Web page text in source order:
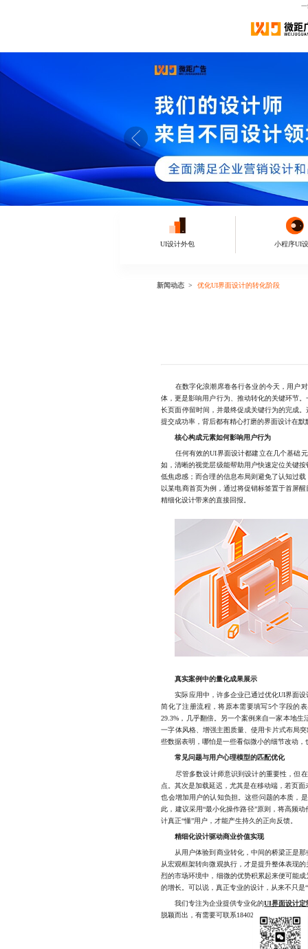
UI设计外包 小程序UI
新闻动态 优化UI界面设计的转化阶段
在数字化浪潮席卷各行各业的今天，用户对
体，更是影响用户行为、推动转化的关键环节
长页面停留时间，并最终促成关键行为的完成
提交成功率，背后都有精心打磨的界面设计在
核心构成元素如何影响用户行为
任何有效的UI界面设计都建立在几个基础元
如，清晰的视觉层级能帮助用户快速定位关键
低焦虑感；而合理的信息布局则避免了认知过
以某电商首页为例，通过将促销标签置于首屏
精细化设计带来的直接回报。
真实案例中的量化成果展示
实际应用中，许多企业已通过优化UI界面设
简化了注册流程，将原本需要填写5个字段的
29.3%，几乎翻倍。另一个案例来自一家本地
一字体风格、增强主图质量、使用卡片式布局
些数据表明，哪怕是一些看似微小的细节改动
常见问题与用户心理模型的匹配优化
尽管多数设计师意识到设计的重要性，但在
点。其次是加载延迟，尤其是在移动端，若页
也会增加用户的认知负担。这些问题的本质，
此，建议采用“最小化操作路径”原则，将高频
计真正“懂”用户，才能产生持久的正向反馈。
精细化设计驱动商业价值实现
从用户体验到商业转化，中间的桥梁正是那
从宏观框架转向微观执行，才是提升整体表现
烈的市场环境中，细微的优势积累起来便可能
的增长。可以说，真正专业的设计，从来不只是
我们专注为企业提供专业化的UI界面设计定
脱颖而出，有需要可联系18402890810